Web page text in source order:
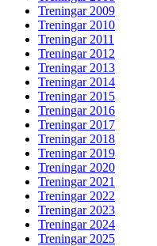
Treningar 2009
Treningar 2010
Treningar 2011
Treningar 2012
Treningar 2013
Treningar 2014
Treningar 2015
Treningar 2016
Treningar 2017
Treningar 2018
Treningar 2019
Treningar 2020
Treningar 2021
Treningar 2022
Treningar 2023
Treningar 2024
Treningar 2025